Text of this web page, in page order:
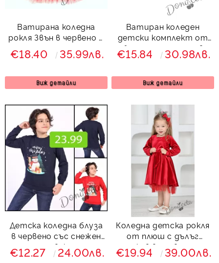
Ватирана коледна
рокля Звън в червено и
зелено с тюл с елен
€18.40 35.99лв.
Виж детайли
Ватиран коледен
детски комплект от
блуза и панталон в
червено с плюшени
€15.84 30.98лв.
Виж детайли
Детска коледна блуза
в червено със снежен
човек
€12.27 24.00лв.
Коледна детска рокля
от плюш с дълъг
ръкав в червено с
панделка, тюл и фиба
€19.94 39.00лв.